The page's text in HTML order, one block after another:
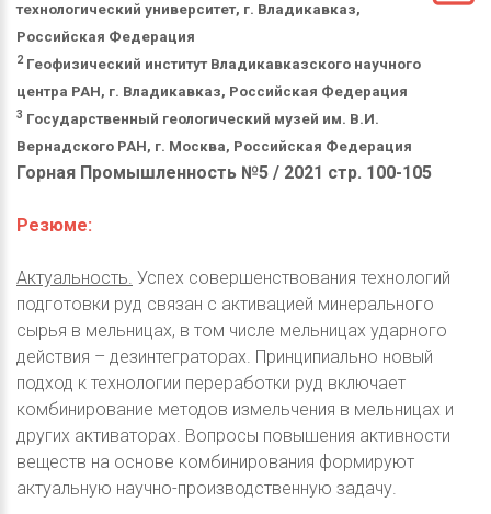
технологический университет, г. Владикавказ,
Российская Федерация
2 Геофизический институт Владикавказского научного
центра РАН, г. Владикавказ, Российская Федерация
3 Государственный геологический музей им. В.И.
Вернадского РАН, г. Москва, Российская Федерация
Горная Промышленность №5 / 2021 стр. 100-105
Резюме:
Актуальность. Успех совершенствования технологий
подготовки руд связан с активацией минерального
сырья в мельницах, в том числе мельницах ударного
действия – дезинтеграторах. Принципиально новый
подход к технологии переработки руд включает
комбинирование методов измельчения в мельницах и
других активаторах. Вопросы повышения активности
веществ на основе комбинирования формируют
актуальную научно-производственную задачу.